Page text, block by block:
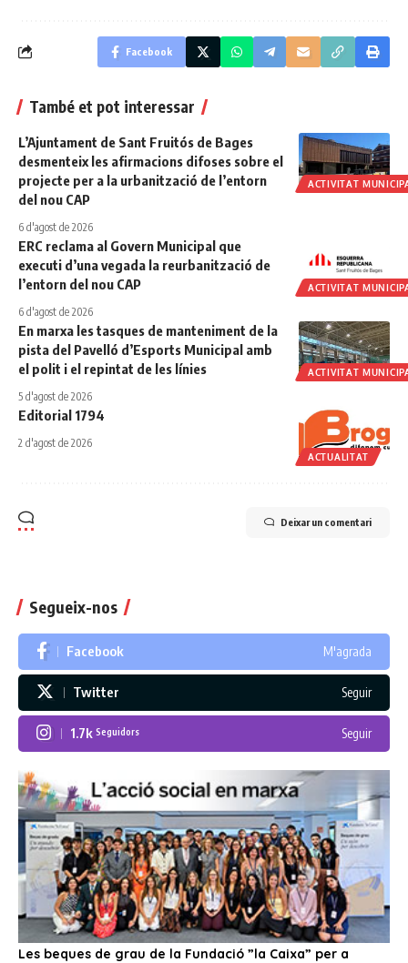
Facebook
També et pot interessar
ACTIVITAT
L’Ajuntament de Sant Fruitós de Bages
desmenteix les afirmacions difoses sobre el
projecte per a la urbanització de l’entorn
del nou CAP
6 d'agost de 2026
ACTIVITAT
ERC reclama al Govern Municipal que
executi d’una vegada la reurbanització de
l’entorn del nou CAP
6 d'agost de 2026
ACTIVITAT
En marxa les tasques de manteniment de la
pista del Pavelló d’Esports Municipal amb
el polit i el repintat de les línies
5 d'agost de 2026
ACTUALITAT
Editorial 1794
2 d'agost de 2026
Deixar un comentari
Segueix-nos
Facebook M'agrada
Twitter Seguir
1.7k Seguidors Seguir